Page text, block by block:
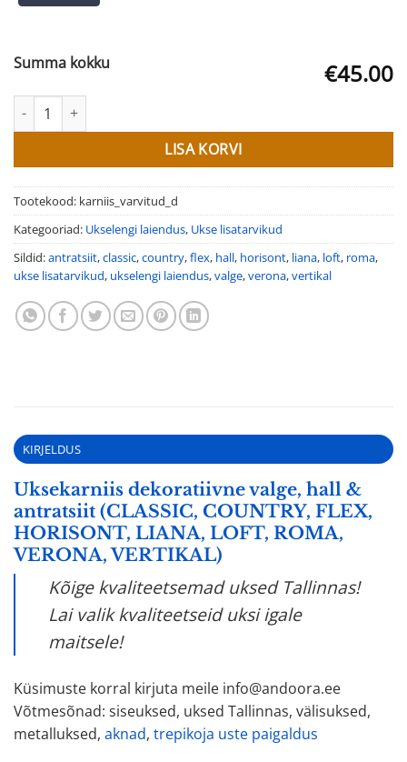
Summa kokku €45.00
Uksekarniis dekoratiivne valge, hall & antratsiit (CLASSIC,
LISA KORVI
Tootekood: karniis_varvitud_d
Kategooriad: Ukselengi laiendus, Ukse lisatarvikud
Sildid:antratsiit,classic,country,flex, hall, horisont, liana, loft, roma,
ukse lisatarvikud, ukselengi laiendus,valge,verona,vertikal
KIRJELDUS
Uksekarniis dekoratiivne valge, hall &
antratsiit (CLASSIC, COUNTRY, FLEX,
HORISONT, LIANA, LOFT, ROMA,
VERONA, VERTIKAL)
Kõige kvaliteetsemad uksed Tallinnas!
Lai valik kvaliteetseid uksi igale
maitsele!
Küsimuste korral kirjuta meile info@andoora.ee
Võtmesõnad: siseuksed, uksed Tallinnas, välisuksed,
metalluksed, aknad, trepikoja uste paigaldus